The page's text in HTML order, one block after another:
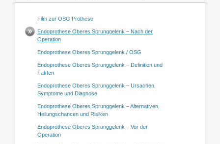
Film zur OSG Prothese
Endoprothese Oberes Sprunggelenk – Nach der
Operation
Endoprothese Oberes Sprunggelenk / OSG
Endoprothese Oberes Sprunggelenk – Definition und
Fakten
Endoprothese Oberes Sprunggelenk – Ursachen,
Symptome und Diagnose
Endoprothese Oberes Sprunggelenk – Alternativen,
Heilungschancen und Risiken
Endoprothese Oberes Sprunggelenk – Vor der
Operation